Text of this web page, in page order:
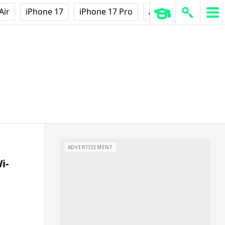
iPhone 17 iPhone 17 Pro AirPods Pro 3
ADVERTISEMENT